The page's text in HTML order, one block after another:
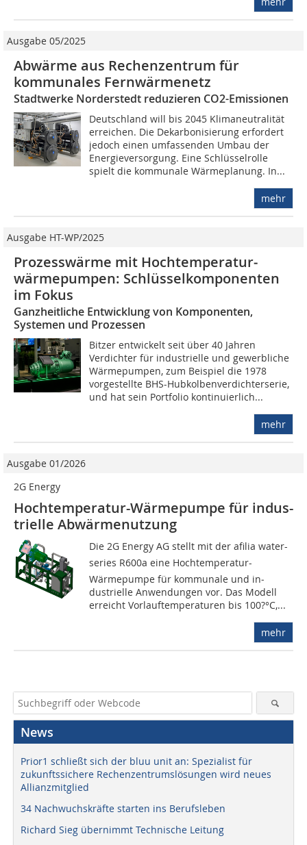
Ausgabe 05/2025
Abwärme aus Rechenzentrum für
kommunales Fernwärmenetz
Stadtwerke Norderstedt reduzieren CO2-Emissionen
Deutschland will bis 2045 Klimaneutralität
erreichen. Die Dekarbonisierung erfordert
jedoch einen umfassenden Umbau der
Energieversorgung. Eine Schlüsselrolle
spielt die kommunale Wärmeplanung. In...
mehr
Ausgabe HT-WP/2025
Prozesswärme mit Hochtemperatur­
wärmepumpen: Schlüssel­komponenten
im Fokus
Ganzheitliche Entwicklung von Komponenten,
Systemen und Prozessen
Bitzer entwickelt seit über 40 Jahren
Verdichter für industrielle und gewerbliche
Wärmepumpen, zum Beispiel die 1978
vorgestellte BHS-Hubkolbenverdichterserie,
und hat sein Portfolio kontinuierlich...
mehr
Ausgabe 01/2026
2G Energy
Hochtemperatur-Wärmepumpe für indus-
trielle Abwärmenutzung
Die 2G Energy AG stellt mit der afilia water-
series R600a eine Hochtemperatur-
Wärmepumpe für kommunale und in­
dustrielle Anwendungen vor. Das Modell
erreicht Vorlauftemperaturen bis 100?°C,...
mehr
News
Prior1 schließt sich der bluu unit an: Spezialist für
zukunftssichere Rechenzentrumslösungen wird neues
Allianzmitglied
34 Nachwuchskräfte starten ins Berufsleben
Richard Sieg übernimmt Technische Leitung